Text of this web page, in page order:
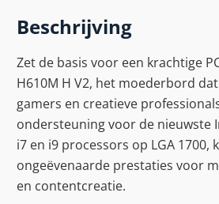
Beschrijving
Zet de basis voor een krachtige
H610M H V2, het moederbord
gamers en creatieve
ondersteuning voor de nieuwste
i7 en i9 processors op LGA 1700,
ongeëvenaarde prestaties voor
en contentcreatie.